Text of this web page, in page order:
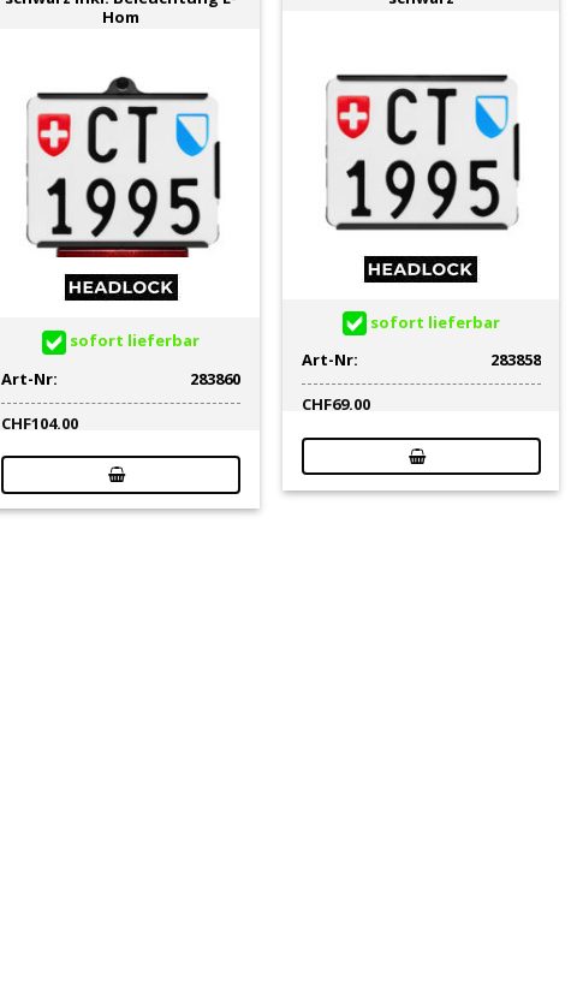
Hom
sofort lieferbar
Art-Nr:
283860
CHF104.00
sofort lieferbar
Art-Nr:
283858
CHF69.00